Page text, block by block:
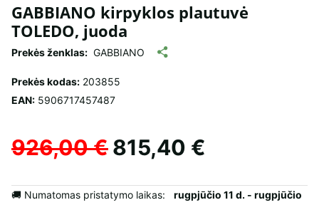
GABBIANO kirpyklos plautuvė
TOLEDO, juoda
Prekės ženklas: GABBIANO
Prekės kodas: 203855
EAN: 5906717457487
926,00 €815,40 €
🚚 Numatomas pristatymo laikas: rugpjūčio 11 d. - rugpjūčio